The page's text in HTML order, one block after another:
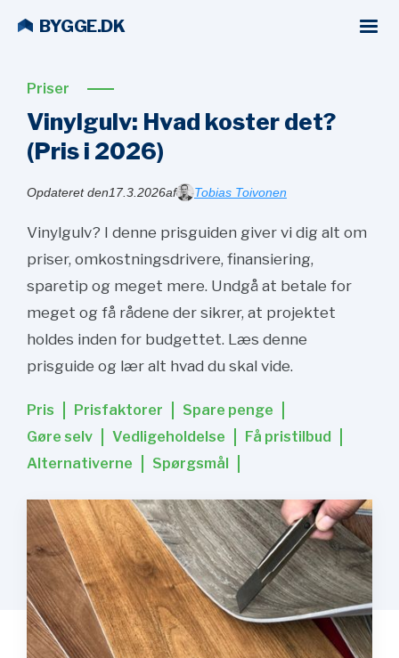
BYGGE.DK
Priser
Vinylgulv: Hvad koster det?
(Pris i 2026)
Opdateret den17.3.2026af Tobias Toivonen
Vinylgulv? I denne prisguiden giver vi dig alt om
priser, omkostningsdrivere, finansiering,
sparetip og meget mere. Undgå at betale for
meget og få rådene der sikrer, at projektet
holdes inden for budgettet. Læs denne
prisguide og lær alt hvad du skal vide.
Pris Prisfaktorer
Spare penge
Gøre selv
Vedligeholdelse
Få pristilbud
Alternativerne
Spørgsmål